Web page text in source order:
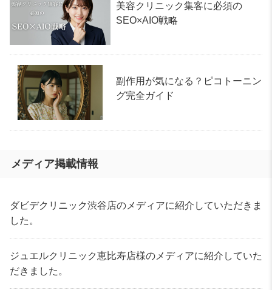
美容クリニック集客に必須の
SEO×AIO戦略
副作用が気になる？ピコトーニン
グ完全ガイド
メディア掲載情報
ダビデクリニック渋谷店のメディアに紹介していただきま
した。
ジュエルクリニック恵比寿店様のメディアに紹介していた
だきました。